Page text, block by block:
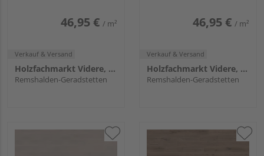
46,95 € / m²
Verkauf & Versand
Holzfachmarkt Videre, Remshalden
Remshalden-Geradstetten
46,95 € / m²
Verkauf & Versand
Holzfachmarkt Videre, Remshalden
Remshalden-Geradstetten